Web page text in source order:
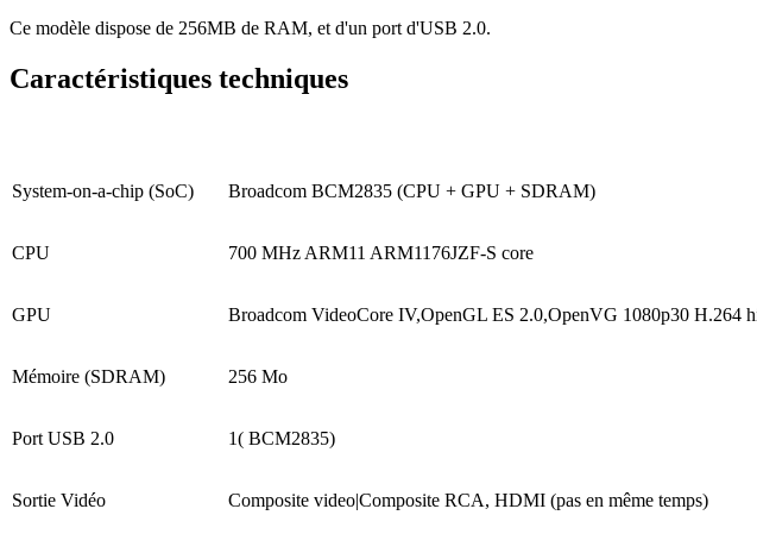
Ce modèle dispose de 256MB de RAM, et d'un port d'USB 2.0.
Caractéristiques techniques
System-on-a-chip (SoC) Broadcom BCM2835 (CPU + GPU + SDRAM)
CPU 700 MHz ARM11 ARM1176JZF-S core
GPU Broadcom VideoCore IV,OpenGL ES 2.0,OpenVG 1080p30 H.264
Mémoire (SDRAM) 256 Mo
Port USB 2.0 1( BCM2835)
Sortie Vidéo Composite video|Composite RCA, HDMI (pas en même temps)